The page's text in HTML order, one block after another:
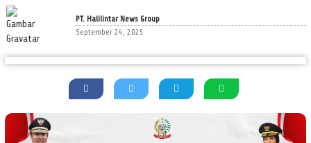
PT. Halilintar News Group
September 24, 2025